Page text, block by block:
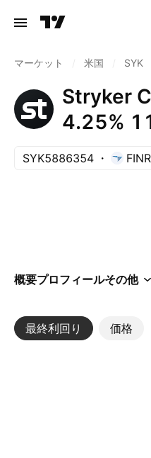
マーケット 米国 SYK
Stryker
4.25%
SYK5886354
概要プロフィールその他
最終利回り 価格
その他